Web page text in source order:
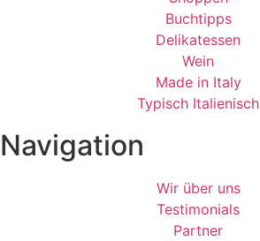
Buchtipps
Delikatessen
Wein
Made in Italy
Typisch Italienisch
Navigation
Wir über uns
Testimonials
Partner